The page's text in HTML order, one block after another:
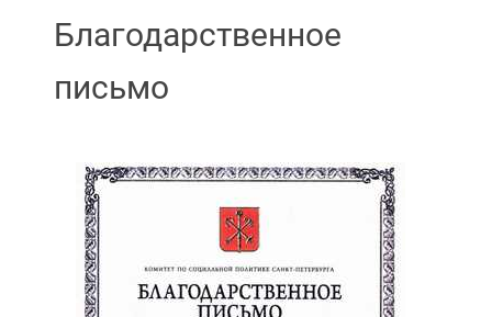
Благодарственное
письмо